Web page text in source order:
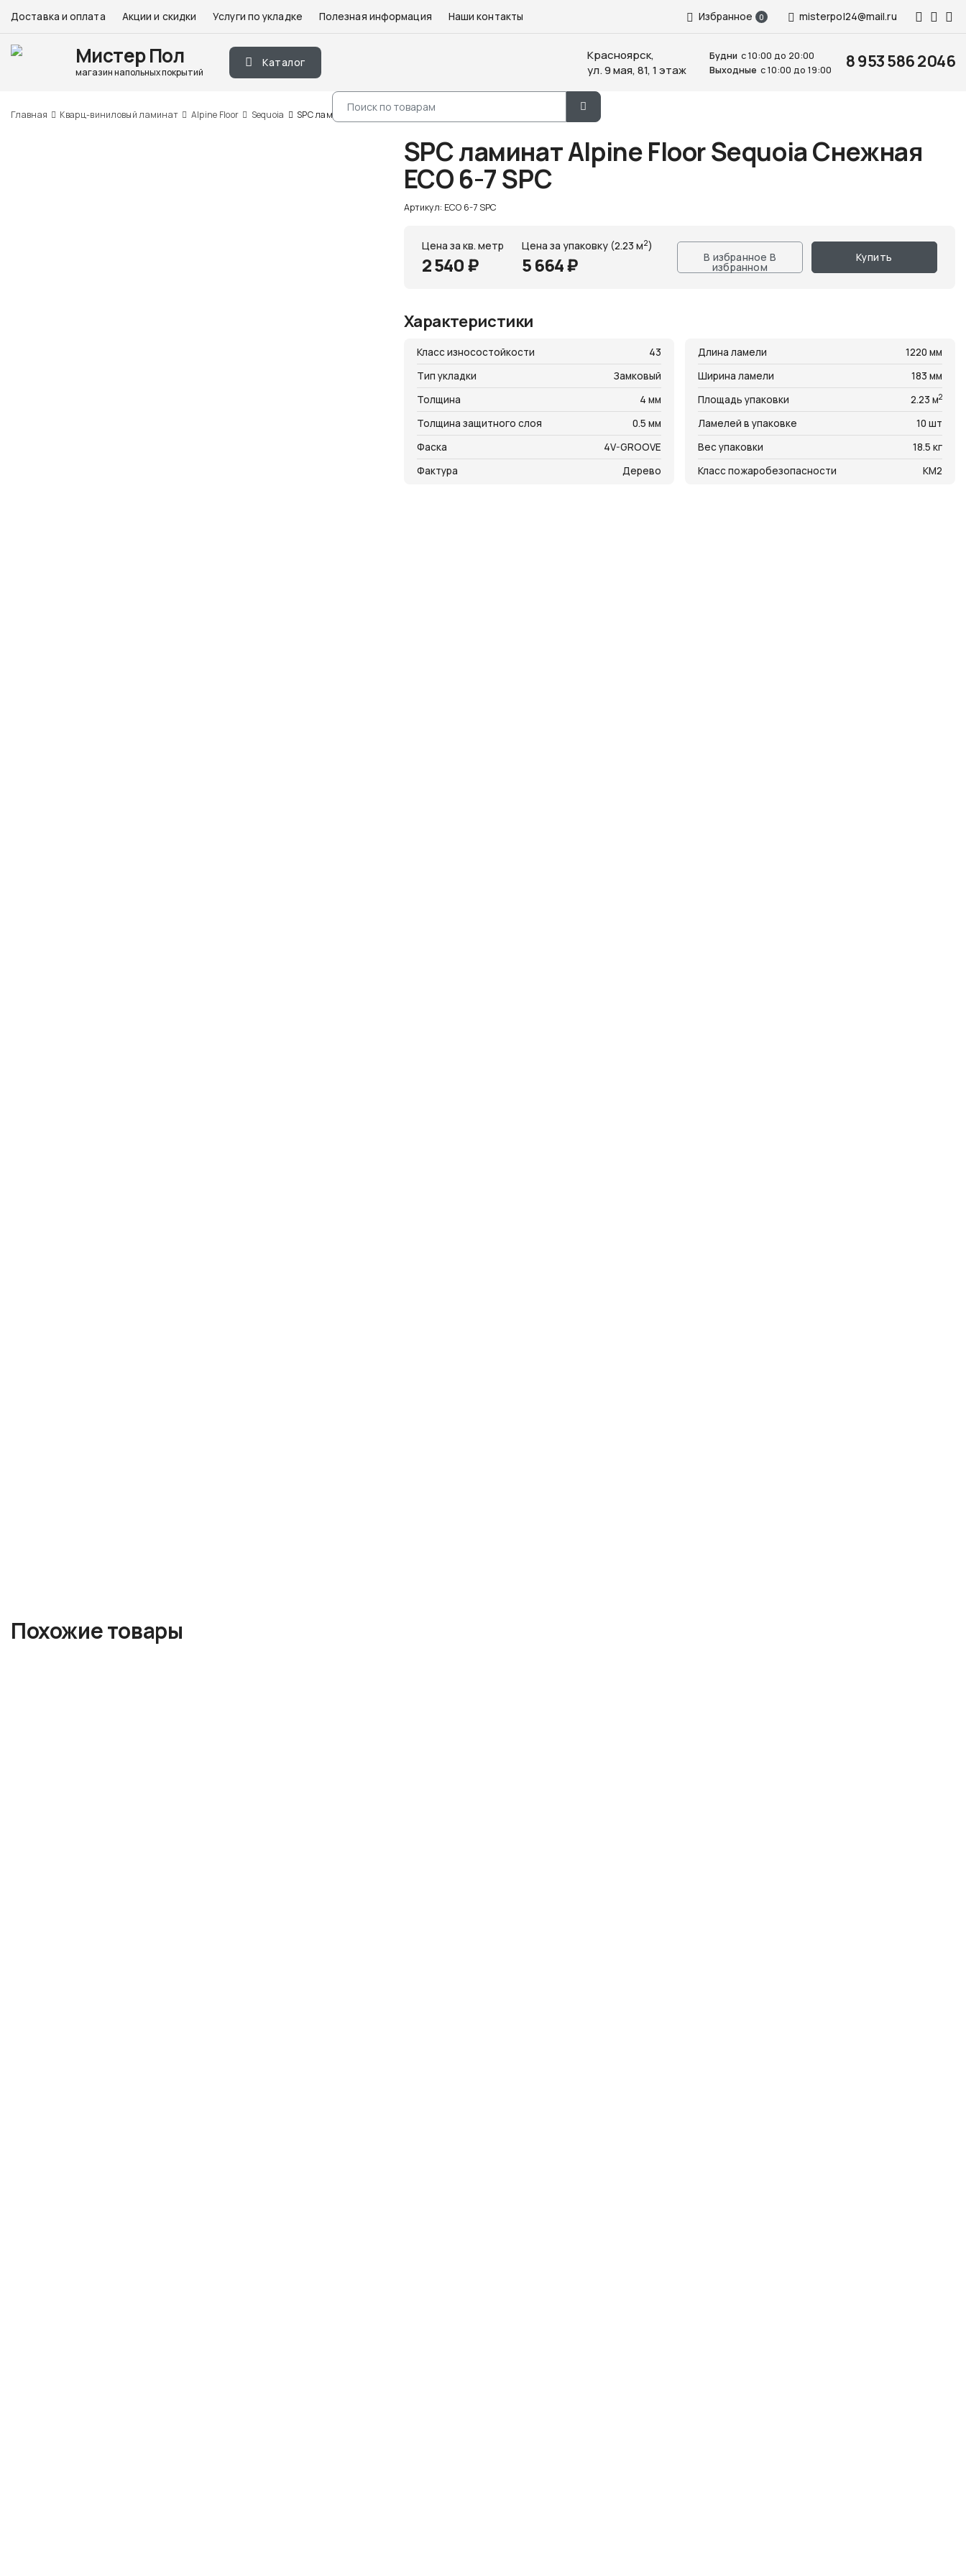
Доставка и оплата Акции и скидки Услуги по укладке Полезная информация Наши контакты Избранное 0 misterpol24@mail.ru
Мистер Пол
магазин напольных покрытий
8 953 586 2046
Будни с 10:00 до 20:00
Выходные с 10:00 до 19:00
Красноярск,
ул. 9 мая, 81, 1 этаж
Каталог
Главная Кварц-виниловый ламинат Alpine Floor Sequoia SPC ламинат Alpine Floor Sequoia Снежная
SPC ламинат Alpine Floor Sequoia Снежная
ЕСО 6-7 SPC
Артикул: ЕСО 6-7 SPC
Цена за кв. метр
2 540 ₽
Цена за упаковку (2.23 м2)
5 664 ₽ В избранное В
избранном
Купить
Характеристики
Класс износостойкости
43
Тип укладки
Замковый
Толщина
4 мм
Толщина защитного слоя
0.5 мм
Фаска
4V-GROOVE
Фактура
Дерево
Длина ламели
1220 мм
Ширина ламели
183 мм
Площадь упаковки
2.23 м2
Ламелей в упаковке
10 шт
Вес упаковки
18.5 кг
Класс пожаробезопасности
КМ2
Похожие товары